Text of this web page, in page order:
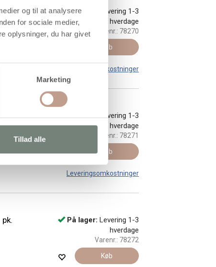
og til at analysere
for sociale medier,
oplysninger, du har givet
Marketing
Tillad alle
På lager:
Levering 1-3
hverdage
Varenr.: 78270
Køb
Leveringsomkostninger
På lager:Levering 1-3
hverdage
Varenr.: 78271
Køb
Leveringsomkostninger
På lager: Levering 1-3
hverdage
Varenr.: 78272
Køb